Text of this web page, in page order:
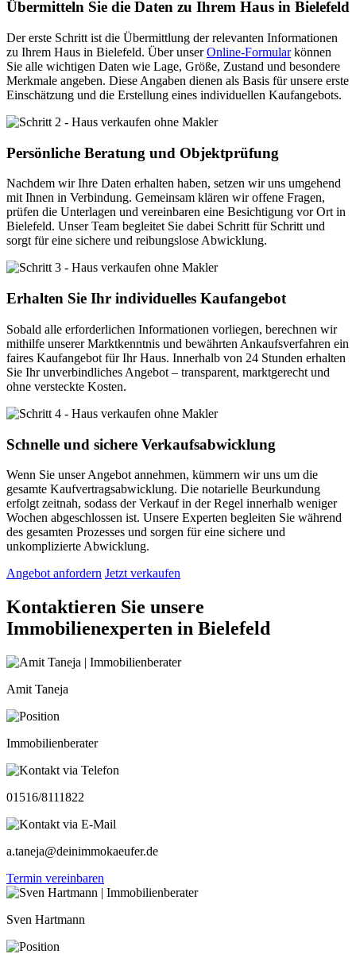
Übermitteln Sie die Daten zu Ihrem Haus in Bielefeld
Der erste Schritt ist die Übermittlung der relevanten Informationen
zu Ihrem Haus in Bielefeld. Über unserOnline-Formularkönnen
Sie alle wichtigen Daten wie Lage, Größe, Zustand und besondere
Merkmale angeben. Diese Angaben dienen als Basis für unsere erste
Einschätzung und die Erstellung eines individuellen Kaufangebots.
Persönliche Beratung und Objektprüfung
Nachdem wir Ihre Daten erhalten haben, setzen wir uns umgehend
mit Ihnen in Verbindung. Gemeinsam klären wir offene Fragen,
prüfen die Unterlagen und vereinbaren eine Besichtigung vor Ort in
Bielefeld. Unser Team begleitet Sie dabei Schritt für Schritt und
sorgt für eine sichere und reibungslose Abwicklung.
Erhalten Sie Ihr individuelles Kaufangebot
Sobald alle erforderlichen Informationen vorliegen, berechnen wir
mithilfe unserer Marktkenntnis und bewährten Ankaufsverfahren ein
faires Kaufangebot für Ihr Haus. Innerhalb von 24 Stunden erhalten
Sie Ihr unverbindliches Angebot – transparent, marktgerecht und
ohne versteckte Kosten.
Schnelle und sichere Verkaufsabwicklung
Wenn Sie unser Angebot annehmen, kümmern wir uns um die
gesamte Kaufvertragsabwicklung. Die notarielle Beurkundung
erfolgt zeitnah, sodass der Verkauf in der Regel innerhalb weniger
Wochen abgeschlossen ist. Unsere Experten begleiten Sie während
des gesamten Prozesses und sorgen für eine sichere und
unkomplizierte Abwicklung.
Angebot anfordern Jetzt verkaufen
Kontaktieren Sie unsere
Immobilienexperten in Bielefeld
Amit Taneja
Immobilienberater
01516/8111822
a.taneja@deinimmokaeufer.de
Termin vereinbaren
Sven Hartmann